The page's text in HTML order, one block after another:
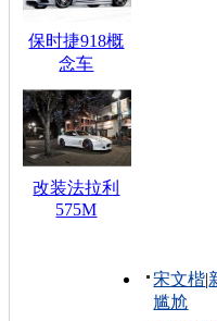
保时捷918概
念车
改装法拉利
575M
宋文楷|
尴尬